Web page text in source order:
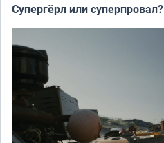
Супергёрл или суперпровал?